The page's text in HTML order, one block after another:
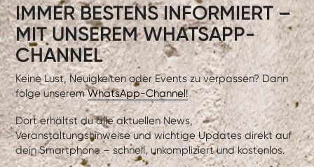
IMMER BESTENS INFORMIERT –
MIT UNSEREM WHATSAPP-
CHANNEL
Keine Lust, Neuigkeiten oder Events zu verpassen? Dann
folge unseremWhatsApp-Channel!
Dort erhältst du alle aktuellen News,
Veranstaltungshinweise und wichtige Updates direkt auf
dein Smartphone – schnell, unkompliziert und kostenlos.